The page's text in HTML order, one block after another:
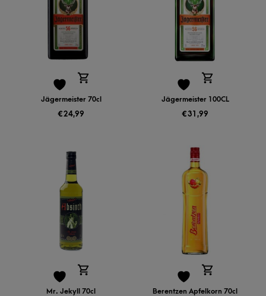
Jägermeister 70cl
€24,99
Jägermeister 100CL
€31,99
Mr. Jekyll 70cl Berentzen Apfelkorn 70cl